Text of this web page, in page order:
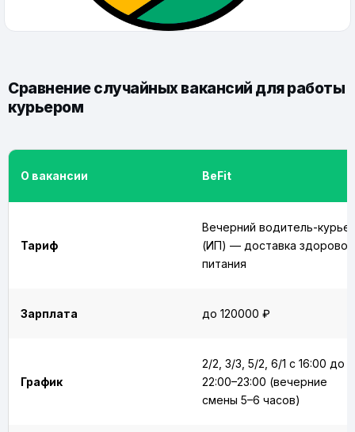
Сравнение случайных вакансий для работы
курьером
О вакансии BeFit
Тариф
Вечерний водитель-
(ИП) — доставка
питания
Зарплата до 120000 ₽
График
2/2, 3/3, 5/2, 6/1 с 16:00 до
22:00–23:00 (вечерние
смены 5–6 часов)